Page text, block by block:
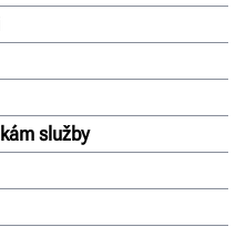
služby